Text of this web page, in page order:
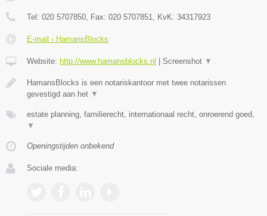
Tel: 020 5707850 , Fax: 020 5707851 , KvK: 34317923
E-mail › HamansBlocks
Website: http://www.hamansblocks.nl Screenshot ▼
HamansBlocks is een notariskantoor met twee notarissen
gevestigd aan het ▼
estate planning, familierecht, internationaal recht, onroerend goed,
▼
Openingstijden onbekend
Sociale media: